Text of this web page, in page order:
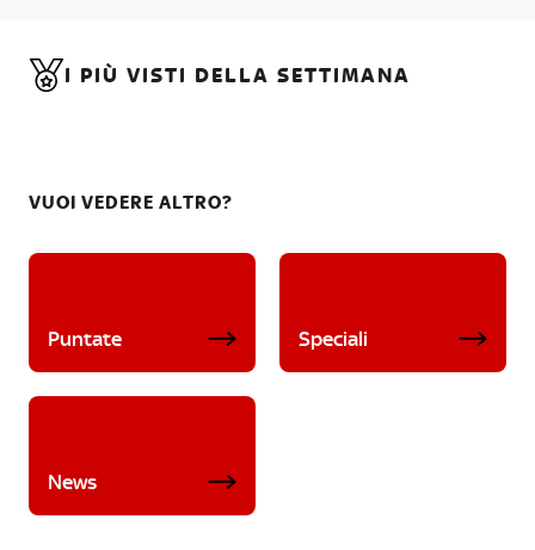
I PIÙ VISTI DELLA SETTIMANA
VUOI VEDERE ALTRO?
Puntate Speciali
News